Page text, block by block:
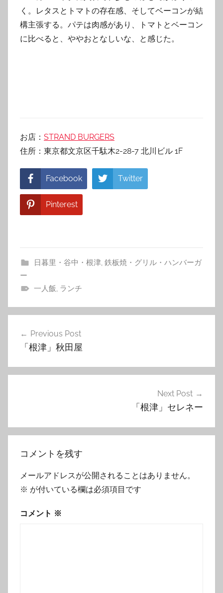
く。レタスとトマトの存在感、そしてベーコンが結
構主張する。パテは肉感があり、トマトとベーコン
に比べると、ややおとなしいな、と感じた。
お店： STRAND BURGERS
住所：東京都文京区千駄木2-28-7 北川ビル 1F
Facebook Twitter
Pinterest
日暮里・谷中・根津, 鉄板焼・グリル・ハンバーガ
ー
一人飯 ランチ
ビ
シ
Previous Post
「根津」秋田屋
Next Post
「根津」セレネー
コメントを残す
メールアドレスが公開されることはありません。
※ が付いている欄は必須項目です
コメント ※